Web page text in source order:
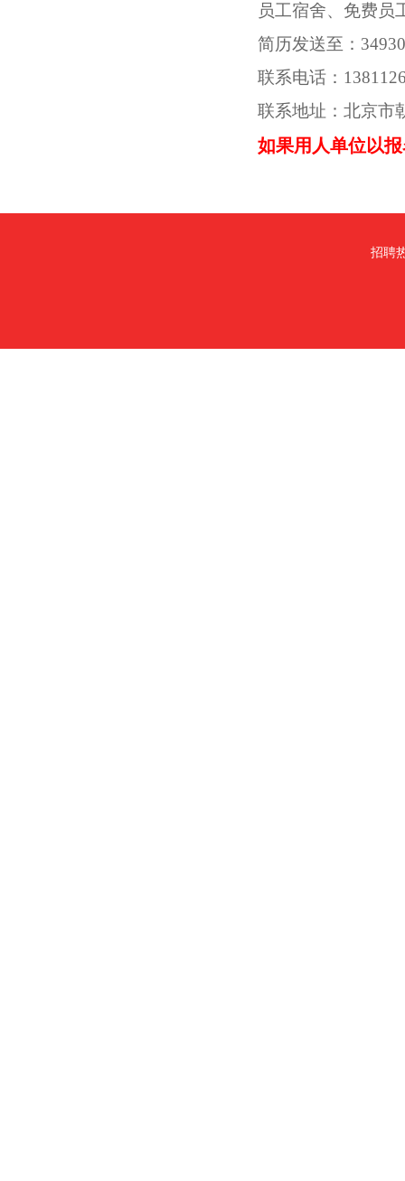
员工宿舍、免费员
简历发送至：
联系电话：
联系地址： 北京市
如果用人单位以
招聘